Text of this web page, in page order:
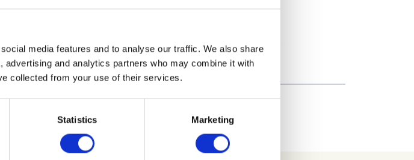
media features and to analyse our traffic. We also share
and analytics partners who may combine it with
collected from your use of their services.
Statistics Marketing